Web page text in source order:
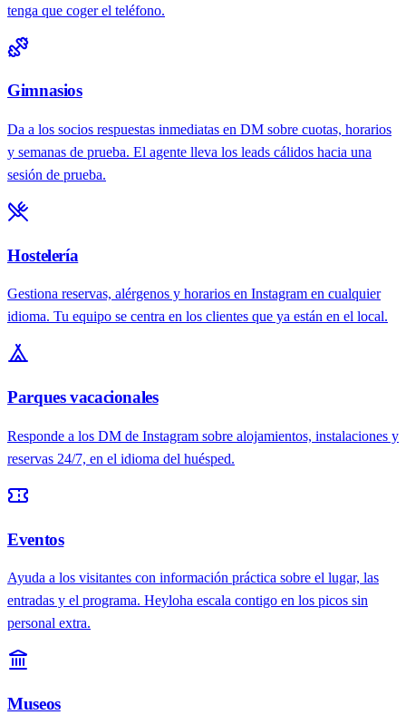
tenga que coger el teléfono.
Gimnasios
Da a los socios respuestas inmediatas en DM sobre cuotas, horarios
y semanas de prueba. El agente lleva los leads cálidos hacia una
sesión de prueba.
Hostelería
Gestiona reservas, alérgenos y horarios en Instagram en cualquier
idioma. Tu equipo se centra en los clientes que ya están en el local.
Parques vacacionales
Responde a los DM de Instagram sobre alojamientos, instalaciones y
reservas 24/7, en el idioma del huésped.
Eventos
Ayuda a los visitantes con información práctica sobre el lugar, las
entradas y el programa. Heyloha escala contigo en los picos sin
personal extra.
Museos